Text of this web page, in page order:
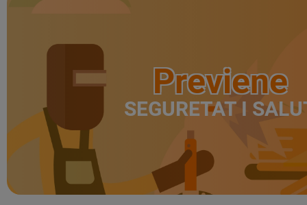
Previene
SEGURETAT I